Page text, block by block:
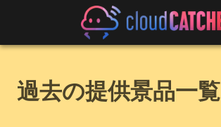
過去の提供景品一覧